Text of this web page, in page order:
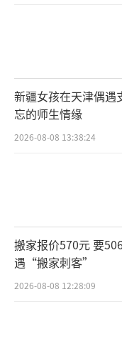
新疆女孩在天津偶遇
忘的师生情缘
2026-08-08 13:38:24
搬家报价570元 要
遇“搬家刺客”
2026-08-08 12:28:09